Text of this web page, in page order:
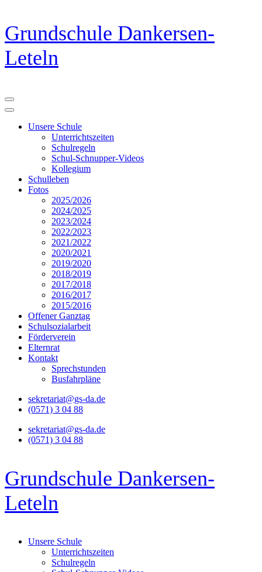
Zum
Inhalt
springen
(Eingabetaste
drücken)
Grundschule Dankersen-
Leteln
Unsere Schule
Unterrichtszeiten
Schulregeln
Schul-Schnupper-Videos
Kollegium
Schulleben
Fotos
2025/2026
2024/2025
2023/2024
2022/2023
2021/2022
2020/2021
2019/2020
2018/2019
2017/2018
2016/2017
2015/2016
Offener Ganztag
Schulsozialarbeit
Förderverein
Elternrat
Kontakt
Sprechstunden
Busfahrpläne
sekretariat@gs-da.de
(0571) 3 04 88
sekretariat@gs-da.de
(0571) 3 04 88
Grundschule Dankersen-
Leteln
Unsere Schule
Unterrichtszeiten
Schulregeln